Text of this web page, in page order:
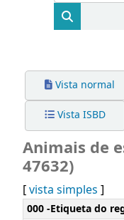
Vista normal
Vista ISBD
Animais de
47632)
[vista simples ]
Detalhes MARC
000 -Etiqueta do